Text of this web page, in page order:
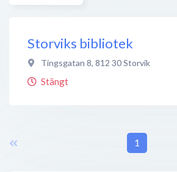
Storviks bibliotek
Tingsgatan 8, 812 30Storvik
Stängt
1